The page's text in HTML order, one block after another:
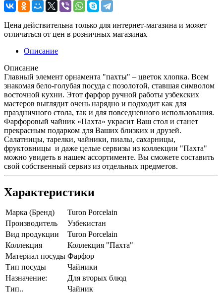
Цена действительна только для интернет-магазина и может
отличаться от цен в розничных магазинах
Описание
Описание
Главный элемент орнамента "пахты" – цветок хлопка. Всем
знакомая бело-голубая посуда с позолотой, ставшая символом
восточной кухни. Этот фарфор ручной работы узбекских
мастеров выглядит очень нарядно и подходит как для
праздничного стола, так и для повседневного использования.
Фарфоровый чайник «Пахта» украсит Ваш стол и станет
прекрасным подарком для Ваших близких и друзей.
Салатницы, тарелки, чайники, пиалы, сахарницы,
фруктовницы и даже целые сервизы из коллекции "Пахта"
можно увидеть в нашем ассортименте. Вы сможете составить
свой собственный сервиз из отдельных предметов.
Характеристики
Марка (Бренд)
Turon Porcelain
Производитель
Узбекистан
Вид продукции
Turon Porcelain
Коллекция
Коллекция "Пахта"
Материал посуды Фарфор
Тип посуды
Чайники
Назначение:
Для вторых блюд
Тип..
Чайник